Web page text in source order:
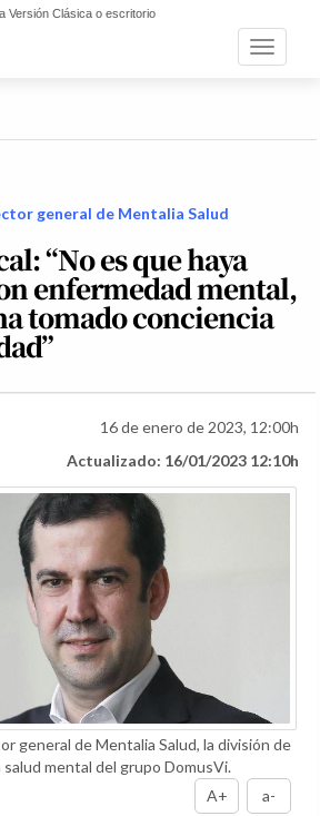
Versión Clásica o escritorio
Toggle
general de Mentalia Salud
“No es que haya
enfermedad mental,
tomado conciencia
16 de enero de 2023, 12:00h
Actualizado: 16/01/2023 12:10h
general de Mentalia Salud, la división de
salud mental del grupo DomusVi.
A+
a-